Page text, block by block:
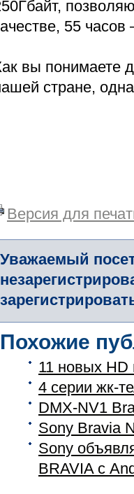
55
вы понимаете
стране,
Версия для
Уважаемый
Похожие
11 новых HD
4 серии жк-
DMX-NV1
Sony Bravia
Sony
BRAVIA с